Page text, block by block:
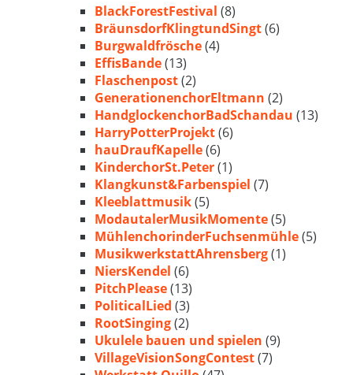
BlackForestFestival (8)
BräunsdorfKlingtundSingt(6)
Burgwaldfrösche(4)
EffisBande(13)
Flaschenpost(2)
GenerationenchorEltmann (2)
HandglockenchorBadSchandau (13)
HarryPotterProjekt(6)
hauDraufKapelle(6)
KinderchorSt.Peter(1)
Klangkunst&Farbenspiel (7)
Kleeblattmusik(5)
ModautalerMusikMomente(5)
MühlenchorinderFuchsenmühle(5)
MusikwerkstattAhrensberg(1)
NiersKendel (6)
PitchPlease(13)
PoliticalLied (3)
RootSinging(2)
Ukulele bauen und spielen (9)
VillageVisionSongContest(7)